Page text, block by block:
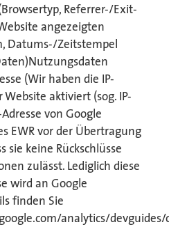
Referrer-/Exit-
angezeigten
Datums-/Zeitstempel
(Wir haben die IP-
aktiviert (sog. IP-
von Google
EWR vor der Übertragung
sie keine Rückschlüsse
zulässt. Lediglich diese
wird an Google
finden Sie
analytics/